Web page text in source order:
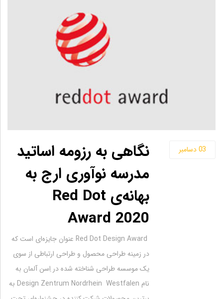
03دسامبر
نگاهی به رزومه اساتید
مدرسه نوآوری ارج به
بهانه‌ی Red Dot
Award 2020
Red Dot Design Award عنوان جایزه‌ای است که
در زمینه طراحی محصول و طراحی ارتباطی از سوی
یک موسسه طراحی شناخته شده در اِسن آلمان به
نام Design Zentrum Nordrhein Westfalen به